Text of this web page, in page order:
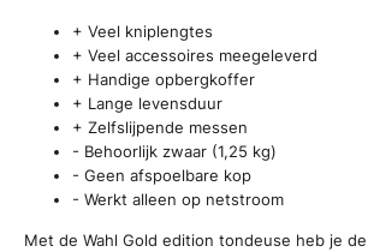
+ Veel kniplengtes
+ Veel accessoires meegeleverd
+ Handige opbergkoffer
+ Lange levensduur
+ Zelfslijpende messen
- Behoorlijk zwaar (1,25 kg)
- Geen afspoelbare kop
- Werkt alleen op netstroom
Met de Wahl Gold edition tondeuse heb je